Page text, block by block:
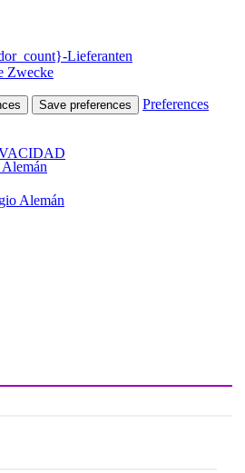
Lieferanten
Zwecke
Save preferences Preferences